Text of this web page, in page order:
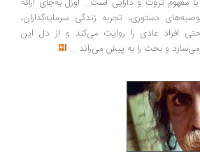
تجربه زندگی سرمایه‌گذاران،
عادی را روایت می‌کند و از دل این
و بحث را به پیش می‌راند...